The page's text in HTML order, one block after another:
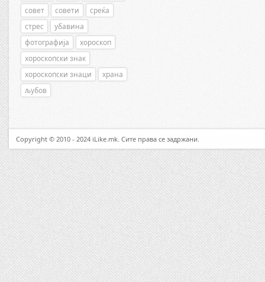
совет
совети
среќа
стрес
убавина
фотографија
хороскоп
хороскопски знак
хороскопски знаци
храна
љубов
Copyright © 2010 - 2024 iLike.mk. Сите права се задржани.